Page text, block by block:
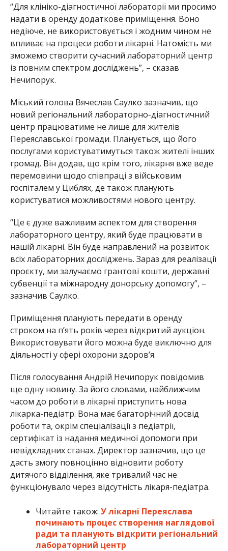
“Для клініко-діагностичної лабораторії ми просимо
надати в оренду додаткове приміщення. Воно
недіюче, не використовується і жодним чином не
впливає на процеси роботи лікарні. Натомість ми
зможемо створити сучасний лабораторний центр
із повним спектром досліджень”, – сказав
Нечипорук.
Міський голова Вячеслав Саулко зазначив, що
новий регіональний лабораторно-діагностичний
центр працюватиме не лише для жителів
Переяславської громади. Планується, що його
послугами користуватимуться також жителі інших
громад. Він додав, що крім того, лікарня вже веде
перемовини щодо співпраці з військовим
госпіталем у Циблях, де також планують
користуватися можливостями нового центру.
“Це є дуже важливим аспектом для створення
лабораторного центру, який буде працювати в
нашій лікарні. Він буде направлений на розвиток
всіх лабораторних досліджень. Зараз для реалізації
проєкту, ми залучаємо грантові кошти, державні
субвенції та міжнародну донорську допомогу”, –
зазначив Саулко.
Приміщення планують передати в оренду
строком на п’ять років через відкритий аукціон.
Використовувати його можна буде виключно для
діяльності у сфері охорони здоров’я.
Після голосування Андрій Нечипорук повідомив
ще одну новину. За його словами, найближчим
часом до роботи в лікарні приступить нова
лікарка-педіатр. Вона має багаторічний досвід
роботи та, окрім спеціалізації з педіатрії,
сертифікат із надання медичної допомоги при
невідкладних станах. Директор зазначив, що це
дасть змогу повноцінно відновити роботу
дитячого відділення, яке тривалий час не
функціонувало через відсутність лікаря-педіатра.
Читайте також: У лікарні Переяслава
починають процес створення наглядової
ради та планують відкрити регіональний
лабораторний центр